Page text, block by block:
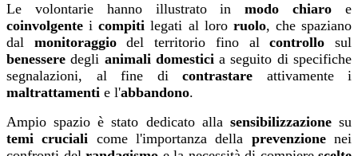
Le volontarie hanno illustrato inmodo chiaro e
coinvolgente icompiti legati al loro ruolo, che spaziano
dal monitoraggiodel territorio fino alcontrollo sul
benessere degli animali domesticia seguito di specifiche
segnalazioni, al fine di contrastare attivamente i
maltrattamenti e l'abbandono.
Ampio spazio è stato dedicato alla sensibilizzazionesu
temi cruciali come l'importanza della prevenzionenei